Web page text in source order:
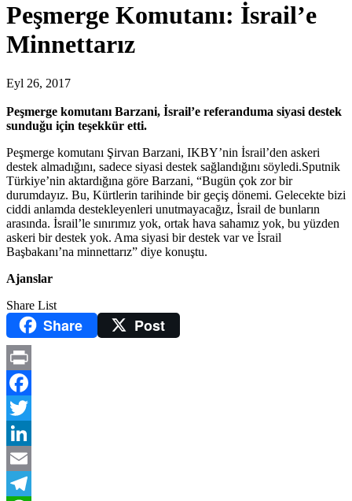
Peşmerge Komutanı: İsrail’e
Minnettarız
Eyl 26, 2017
Peşmerge komutanı Barzani, İsrail’e referanduma siyasi destek
sunduğu için teşekkür etti.
Peşmerge komutanı Şirvan Barzani, IKBY’nin İsrail’den askeri
destek almadığını, sadece siyasi destek sağlandığını söyledi.Sputnik
Türkiye’nin aktardığına göre Barzani, “Bugün çok zor bir
durumdayız. Bu, Kürtlerin tarihinde bir geçiş dönemi. Gelecekte bizi
ciddi anlamda destekleyenleri unutmayacağız, İsrail de bunların
arasında. İsrail’le sınırımız yok, ortak hava sahamız yok, bu yüzden
askeri bir destek yok. Ama siyasi bir destek var ve İsrail
Başbakanı’na minnettarız” diye konuştu.
Ajanslar
Share List
Share Post
Print
Facebook
Twitter
LinkedIn
Email